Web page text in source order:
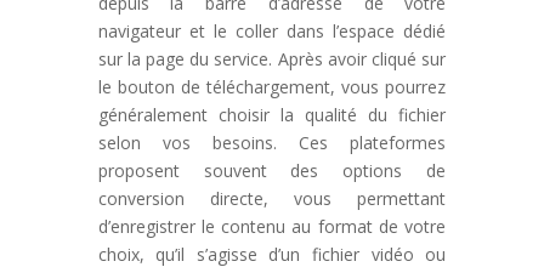
navigateur et le coller dans l’espace dédié
sur la page du service. Après avoir cliqué sur
le bouton de téléchargement, vous pourrez
généralement choisir la qualité du fichier
selon vos besoins. Ces plateformes
proposent souvent des options de
conversion directe, vous permettant
d’enregistrer le contenu au format de votre
choix, qu’il s’agisse d’un fichier vidéo ou